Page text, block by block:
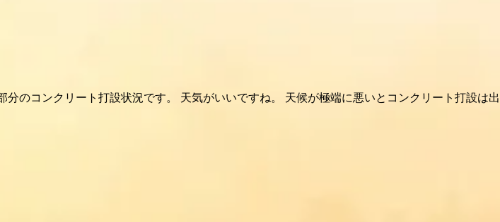
のコンクリート打設状況です。 天気がいいですね。 天候が極端に悪いとコンクリート打設は出